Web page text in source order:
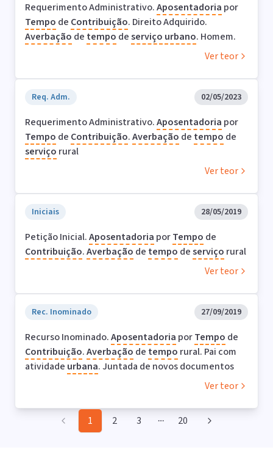
Requerimento Administrativo.Aposentadoria por
Tempo de Contribuição. Direito Adquirido.
Averbação de tempo deserviço urbano. Homem.
Ver teor
Req. Adm. 02/05/2023
Requerimento Administrativo.Aposentadoria por
Tempo de Contribuição.Averbação de tempo de
serviço rural
Ver teor
Iniciais 28/05/2019
Petição Inicial.Aposentadoria porTempo de
Contribuição.Averbação de tempo deserviço rural
Ver teor
Rec. Inominado 27/09/2019
Recurso Inominado.Aposentadoria porTempo de
Contribuição.Averbação de tempo rural. Pai com
atividade urbana. Juntada de novos documentos
Ver teor
1 2 3 More pages
20